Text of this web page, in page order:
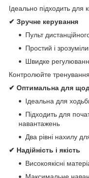
Ідеально підходить для
✔ Зручне керування
Пульт
Простий і
Швидке
Контролюйте
✔ Оптимальна для
Ідеальна для
Підходить для
навантажень
Два рівні нахилу
✔ Надійність і якість
Високоякісні